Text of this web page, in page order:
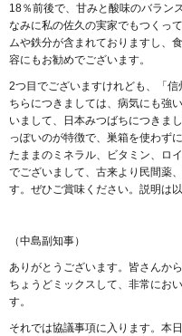
18％前後で、甘みと酸味のバラン
なみに私の佐久の実家でもつくっ
ムや鉄分が含まれておりますし、
容にもお勧めでございます。
2つ目でございますけれども、「
ちらにつきましては、病気にも強
いまして、日本みつばちにつきま
っぽいのが特徴で、巣箱を使わず
たままのミネラル、ビタミン、ロ
でございまして、古来より民間薬
す。ぜひご賞味ください。説明は
（中島副知事）
ありがとうございます。皆さんか
ちょうどミックスして、非常にお
す。
それでは協議事項に入ります。本